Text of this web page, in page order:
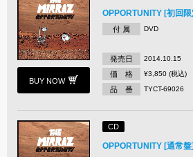
BUY NOW
OPPORTUNITY [初回限
付 属 DVD
発売日 2014.10.15
価 格 ¥3,850 (税込)
品 番 TYCT-69026
CD
OPPORTUNITY [通常盤]